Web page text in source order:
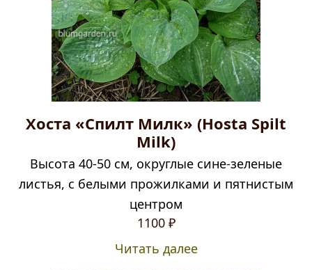
Хоста «Спилт Милк» (Hosta Spilt
Milk)
Высота 40-50 см, округлые сине-зеленые
листья, с белыми прожилками и пятнистым
центром
1100 ₽
Читать далее